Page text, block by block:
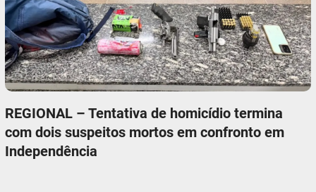
REGIONAL – Tentativa de homicídio termina
com dois suspeitos mortos em confronto em
Independência